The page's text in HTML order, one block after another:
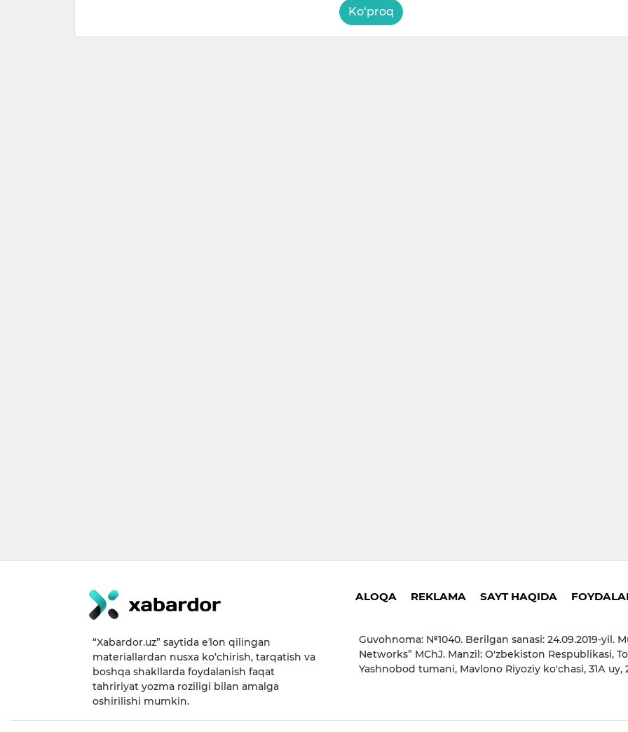
Ko‘proq
“Xabardor.uz” saytida eʼlon qilingan
materiallardan nusxa ko‘chirish, tarqatish va
boshqa shakllarda foydalanish faqat
tahririyat yozma roziligi bilan amalga
oshirilishi mumkin.
ALOQA REKLAMA SAYT HAQIDA
Guvohnoma: №1040. Berilgan sanasi: 24.09.2019-yil.
Networks” MChJ. Manzil: O'zbekiston Respublikasi,
Yashnobod tumani, Mavlono Riyoziy ko'chasi, 31А uy,